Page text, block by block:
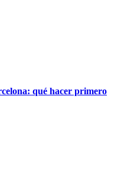
qué hacer primero